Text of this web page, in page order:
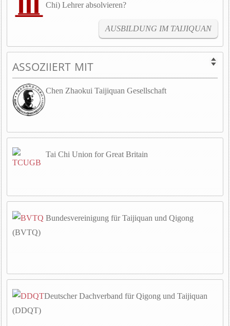
Chi) Lehrer absolvieren?
AUSBILDUNG IM TAIJIQUAN
ASSOZIIERT MIT
Chen Zhaokui Taijiquan Gesellschaft
Tai Chi Union for Great Britain
Bundesvereinigung für Taijiquan und Qigong
(BVTQ)
Deutscher Dachverband für Qigong und Taijiquan
(DDQT)